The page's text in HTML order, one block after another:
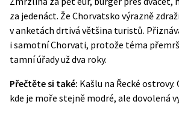
za jedenáct. Že Chorvatsko výrazně
v anketách drtivá většina turistů.
i samotní Chorvati, protože téma
tamní úřady už dva roky.
Přečtěte si také: Kašlu na Řecké
kde je moře stejně modré, ale dovolená